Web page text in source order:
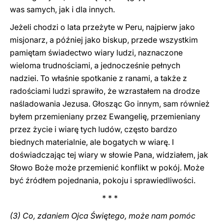
was samych, jak i dla innych.
Jeżeli chodzi o lata przeżyte w Peru, najpierw jako
misjonarz, a później jako biskup, przede wszystkim
pamiętam świadectwo wiary ludzi, naznaczone
wieloma trudnościami, a jednocześnie pełnych
nadziei. To właśnie spotkanie z ranami, a także z
radościami ludzi sprawiło, że wzrastałem na drodze
naśladowania Jezusa. Głosząc Go innym, sam również
byłem przemieniany przez Ewangelię, przemieniany
przez życie i wiarę tych ludów, często bardzo
biednych materialnie, ale bogatych w wiarę. I
doświadczając tej wiary w słowie Pana, widziałem, jak
Słowo Boże może przemienić konflikt w pokój. Może
być źródłem pojednania, pokoju i sprawiedliwości.
* * *
(3) Co, zdaniem Ojca Świętego, może nam pomóc